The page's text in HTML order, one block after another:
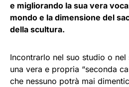
e migliorando la sua vera
mondo e la dimensione del
della scultura.
Incontrarlo nel suo studio o
una vera e propria “seconda
che nessuno potrà mai